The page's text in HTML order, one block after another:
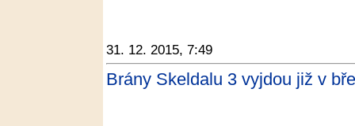
31. 12. 2015, 7:49
Brány Skeldalu 3 vyjdou již v